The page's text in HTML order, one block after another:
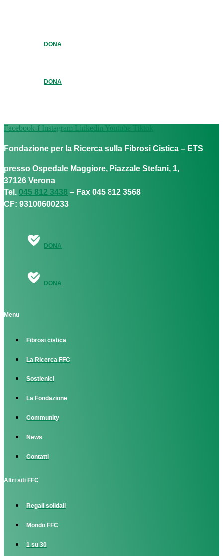
DONA
DONA
Facebook-f Instagram Linkedin Youtube Tiktok
Fondazione per la Ricerca sulla Fibrosi Cistica – ETS
presso Ospedale Maggiore, Piazzale Stefani, 1,
37126 Verona
Tel. 045 812 3438 – Fax 045 812 3568
CF: 93100600233
DONA
DONA
Menu
Fibrosi cistica
La Ricerca FFC
Sostienici
La Fondazione
Community
News
Contatti
Altri siti FFC
Regali solidali
Mondo FFC
1 su 30